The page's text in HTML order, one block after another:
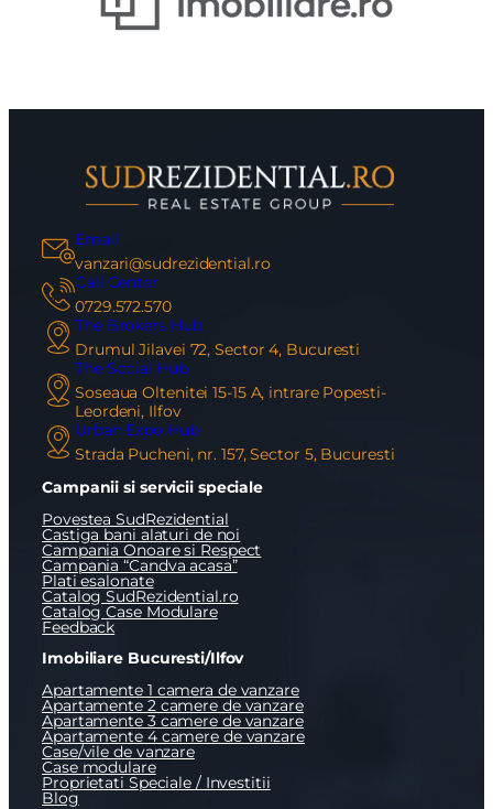
Email
vanzari@sudrezidential.ro
Call Center
0729.572.570
The Brokers Hub
Drumul Jilavei 72, Sector 4, Bucuresti
The Social Hub
Soseaua Oltenitei 15-15 A, intrare Popesti-
Leordeni, Ilfov
Urban Expo Hub
Strada Pucheni, nr. 157, Sector 5, Bucuresti
Campanii si servicii speciale
Povestea SudRezidential
Castiga bani alaturi de noi
Campania Onoare si Respect
Campania “Candva acasa”
Plati esalonate
Catalog SudRezidential.ro
Catalog Case Modulare
Feedback
Imobiliare Bucuresti/Ilfov
Apartamente 1 camera de vanzare
Apartamente 2 camere de vanzare
Apartamente 3 camere de vanzare
Apartamente 4 camere de vanzare
Case/vile de vanzare
Case modulare
Proprietati Speciale / Investitii
Blog